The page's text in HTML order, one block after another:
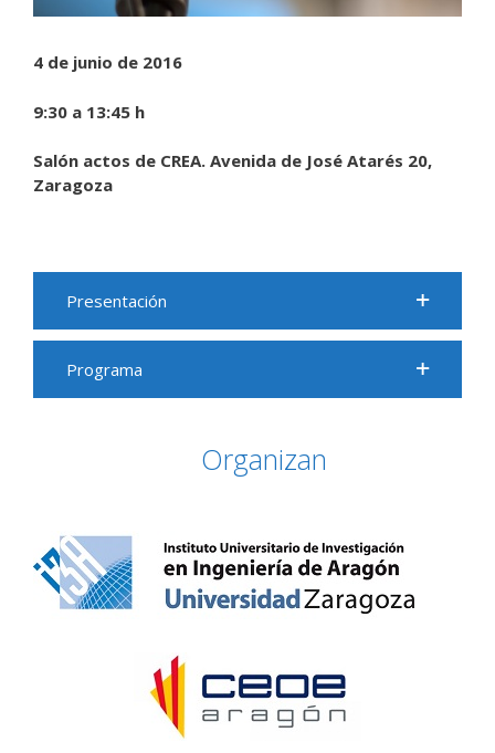
4 de junio de 2016
9:30 a 13:45 h
Salón actos de CREA. Avenida de José Atarés 20,
Zaragoza
Presentación
Programa
Organizan